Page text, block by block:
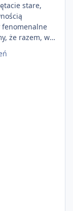
stare,
fenomenalne
że razem, w
Edition
w roleplayu,